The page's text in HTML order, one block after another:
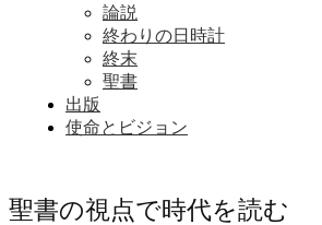
論説
終わりの日時計
終末
聖書
出版
使命とビジョン
聖書の視点で時代を読む